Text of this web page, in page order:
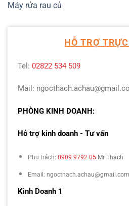
Máy rửa rau củ
HỖ TRỢ
Tel: 02822 534 509
Mail:
PHÒNG KINH DOANH:
Hỗ trợ kinh doanh - Tư vấn
Phụ trách: 0909 9792 05 Mr Thạch
Email: ngocthach.achau@gmail.com
Kinh Doanh 1